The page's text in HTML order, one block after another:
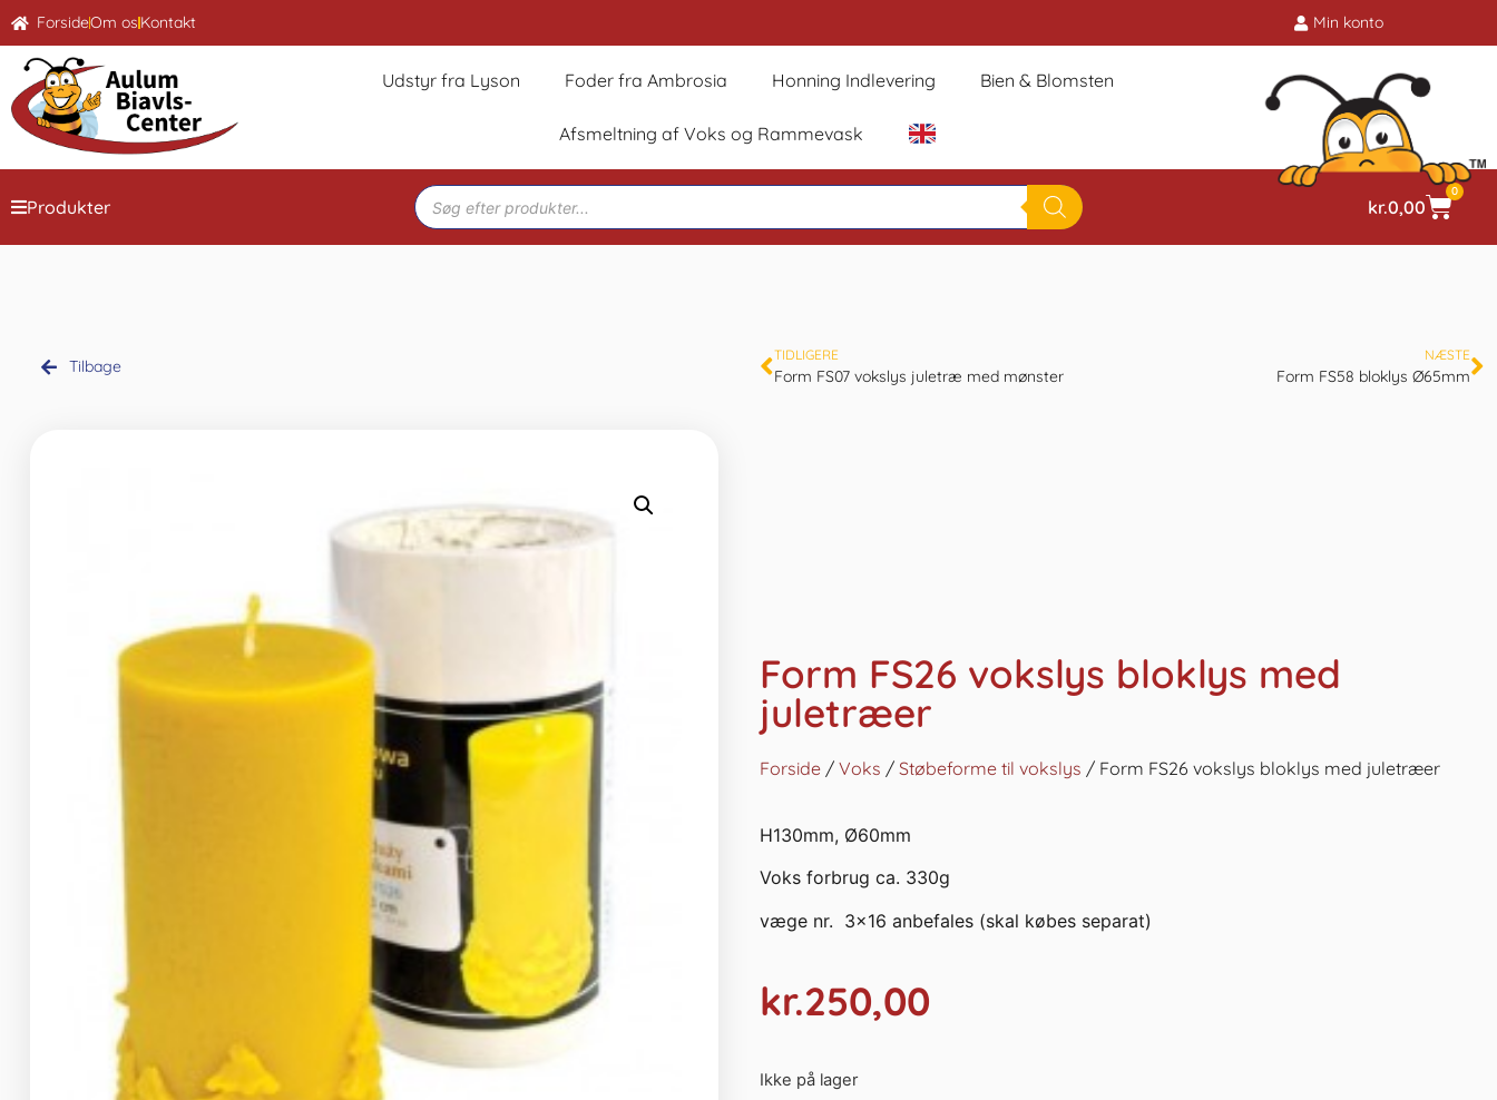
ForsideOm osKontakt Min konto
Udstyr fra Lyson Foder fra Ambrosia Honning Indlevering Bien & Blomsten
Afsmeltning af Voks og Rammevask
Produkter kr.0,00
0
Tilbage
TIDLIGERE
Form FS07 vokslys juletræ med mønster
NÆSTE
Form FS58 bloklys Ø65mm
Form FS26 vokslys bloklys med
juletræer
Forside / Voks / Støbeforme til vokslys / Form FS26 vokslys bloklys med juletræer
H130mm, Ø60mm
Voks forbrug ca. 330g
væge nr. 3×16 anbefales (skal købes separat)
kr.250,00
Ikke på lager